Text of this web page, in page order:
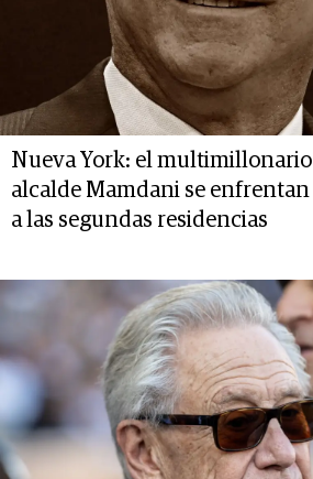
Nueva York: el
alcalde Mamdani se
a las segundas residencias